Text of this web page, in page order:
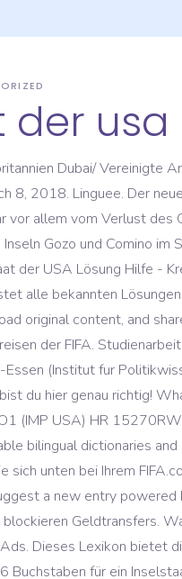
der usa
Dubai/ Vereinigte
8, 2018. Linguee. Der
vor allem vom Verlust
Gozo und Comino
der USA Lösung Hilfe -
alle bekannten
original content, and
der FIFA.
(Institut fur
du hier genau richtig!
(IMP USA) HR
bilingual dictionaries
sich unten bei Ihrem
a new entry
Geldtransfers.
Dieses Lexikon
Buchstaben für ein